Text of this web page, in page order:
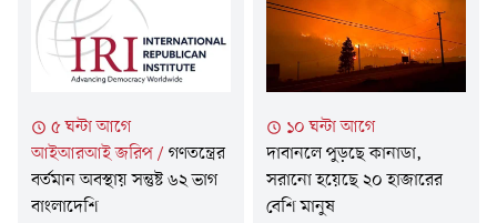
৫ ঘন্টা আগে
আইআরআই জরিপ/ গণতন্ত্রের
বর্তমান অবস্থায় সন্তুষ্ট ৬২ ভাগ
বাংলাদেশি
১০ ঘন্টা আগে
দাবানলে পুড়ছে কানাডা,
সরানো হয়েছে ২০ হাজারের
বেশি মানুষ